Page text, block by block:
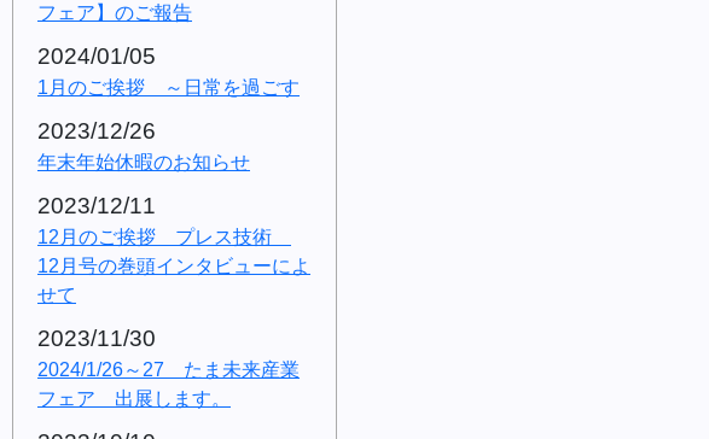
フェア】のご報告
2024/01/05
1月のご挨拶 ～日常を過ごす
2023/12/26
年末年始休暇のお知らせ
2023/12/11
12月のご挨拶 プレス技術
12月号の巻頭インタビューによ
せて
2023/11/30
2024/1/26～27 たま未来産業
フェア 出展します。